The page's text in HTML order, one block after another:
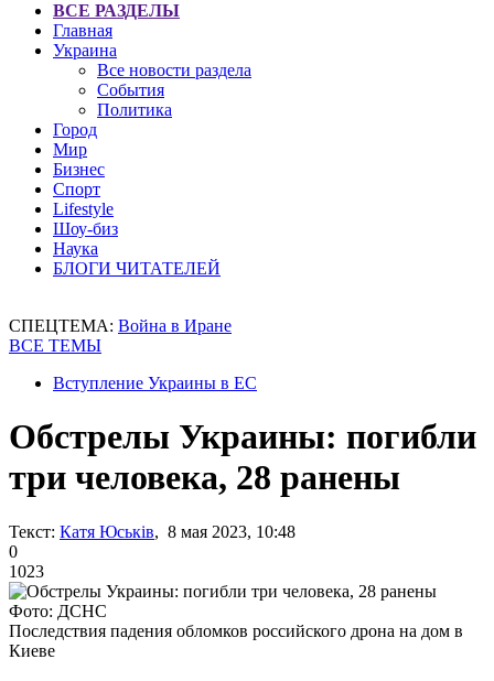
ВСЕ РАЗДЕЛЫ
Главная
Украина
Все новости раздела
События
Политика
Город
Мир
Бизнес
Спорт
Lifestyle
Шоу-биз
Наука
БЛОГИ ЧИТАТЕЛЕЙ
СПЕЦТЕМА: Война в Иране
ВСЕ ТЕМЫ
Вступление Украины в ЕС
Обстрелы Украины: погибли
три человека, 28 ранены
Текст: Катя Юськів, 8 мая 2023, 10:48
0
1023
Фото: ДСНС
Последствия падения обломков российского дрона на дом в
Киеве